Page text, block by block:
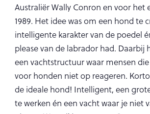
Australiër Wally Conron en voor het
1989. Het idee was om een hond te
intelligente karakter van de poedel
please van de labrador had. Daarbij
een vachtstructuur waar mensen
voor honden niet op reageren.
de ideale hond! Intelligent, een
te werken én een vacht waar je niet